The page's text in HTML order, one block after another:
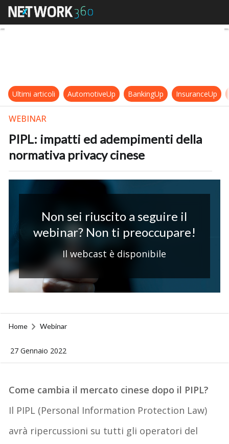
PIPL: impatti ed adempimenti
Ultimi articoli AutomotiveUp BankingUp InsuranceUp
WEBINAR
PIPL: impatti ed adempimenti della
normativa privacy cinese
Non sei riuscito a seguire il
webinar? Non ti preoccupare!
Il webcast è disponibile
Home Webinar
27 Gennaio 2022
Come cambia il mercato cinese dopo il PIPL?
Il PIPL (Personal Information Protection Law)
avrà ripercussioni su tutti gli operatori del